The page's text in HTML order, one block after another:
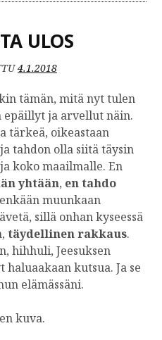
ULOS
4.1.2018
tämän, mitä nyt tulen
epäillyt ja arvellut näin.
tärkeä, oikeastaan
tahdon olla siitä täysin
koko maailmalle. En
yhtään, en tahdo
muunkaan
sillä onhan kyseessä
,täydellinen rakkaus.
hihhuli, Jeesuksen
kutsua. Ja se
elämässäni.